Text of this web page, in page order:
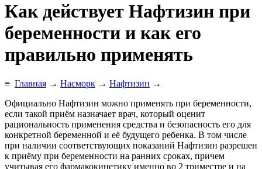
Как действует Нафтизин при
беременности и как его
правильно применять
≡ Главная → Насморк → Нафтизин →
Официально Нафтизин можно применять при беременности,
если такой приём назначает врач, который оценит
рациональность применения средства и безопасность его для
конкретной беременной и её будущего ребенка. В том числе
при наличии соответствующих показаний Нафтизин разрешен
к приёму при беременности на ранних сроках, причем
учитывая его фармакокинетику именно во 2 триместре и на